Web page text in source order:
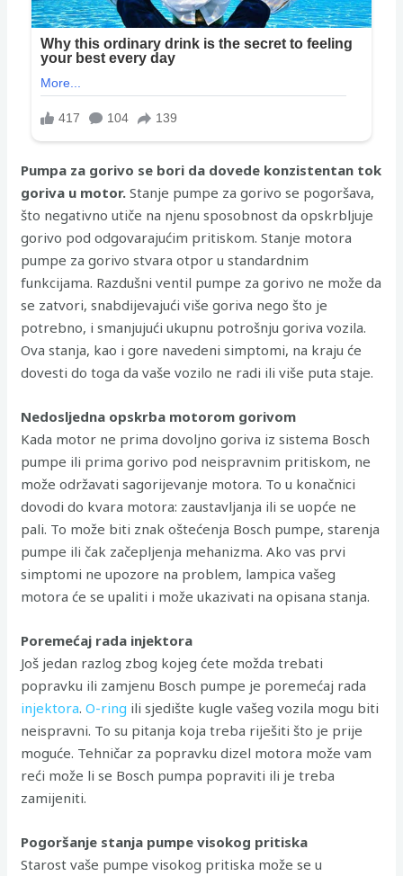
Pumpa za gorivo se bori da dovede konzistentan tok
goriva u motor. Stanje pumpe za gorivo se pogoršava,
što negativno utiče na njenu sposobnost da opskrbljuje
gorivo pod odgovarajućim pritiskom. Stanje motora
pumpe za gorivo stvara otpor u standardnim
funkcijama. Razdušni ventil pumpe za gorivo ne može da
se zatvori, snabdijevajući više goriva nego što je
potrebno, i smanjujući ukupnu potrošnju goriva vozila.
Ova stanja, kao i gore navedeni simptomi, na kraju će
dovesti do toga da vaše vozilo ne radi ili više puta staje.
Nedosljedna opskrba motorom gorivom
Kada motor ne prima dovoljno goriva iz sistema Bosch
pumpe ili prima gorivo pod neispravnim pritiskom, ne
može održavati sagorijevanje motora. To u konačnici
dovodi do kvara motora: zaustavljanja ili se uopće ne
pali. To može biti znak oštećenja Bosch pumpe, starenja
pumpe ili čak začepljenja mehanizma. Ako vas prvi
simptomi ne upozore na problem, lampica vašeg
motora će se upaliti i može ukazivati ​​na opisana stanja.
Poremećaj rada injektora
Još jedan razlog zbog kojeg ćete možda trebati
popravku ili zamjenu Bosch pumpe je poremećaj rada
injektora.O-ring ili sjedište kugle vašeg vozila mogu biti
neispravni. To su pitanja koja treba riješiti što je prije
moguće. Tehničar za popravku dizel motora može vam
reći može li se Bosch pumpa popraviti ili je treba
zamijeniti.
Pogoršanje stanja pumpe visokog pritiska
Starost vaše pumpe visokog pritiska može se u